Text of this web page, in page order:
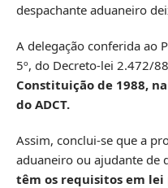
despachante aduaneiro
A delegação conferida ao
5º, do Decreto-lei 2.472/
Constituição de 1988,
do ADCT.
Assim, conclui-se que a
aduaneiro ou ajudante de
têm os requisitos em lei